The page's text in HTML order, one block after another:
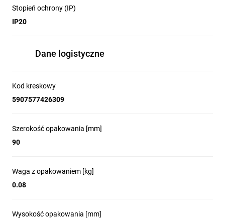
Stopień ochrony (IP)
IP20
Dane logistyczne
Kod kreskowy
5907577426309
Szerokość opakowania [mm]
90
Waga z opakowaniem [kg]
0.08
Wysokość opakowania [mm]